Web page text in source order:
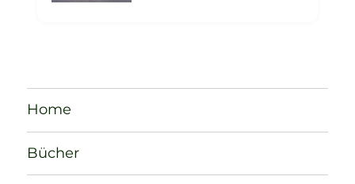
Home
Bücher